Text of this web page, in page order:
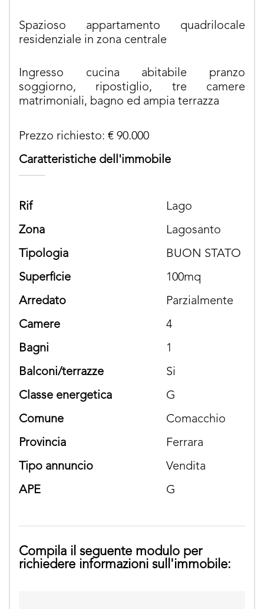
Spazioso appartamento quadrilocale
residenziale in zona centrale
Ingresso cucina abitabile pranzo
soggiorno, ripostiglio, tre camere
matrimoniali, bagno ed ampia terrazza
Prezzo richiesto: € 90.000
Caratteristiche dell'immobile
rif
Lago
zona
Lagosanto
tipologia
BUON STATO
superficie
100mq
arredato
parzialmente
camere
4
bagni
1
balconi/terrazze
si
classe energetica
G
comune
Comacchio
provincia
Ferrara
tipo annuncio
Vendita
APE
G
Compila il seguente modulo per
richiedere informazioni sull'immobile: